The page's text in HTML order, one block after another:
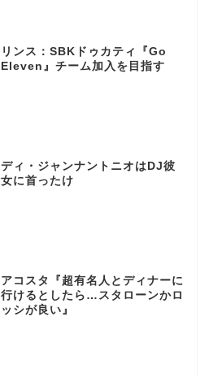
リンス：SBKドゥカティ『Go
Eleven』チーム加入を目指す
ディ・ジャンナントニオはDJ彼
女に首ったけ
アコスタ『超有名人とディナーに
行けるとしたら…スタローンかロ
ッシが良い』